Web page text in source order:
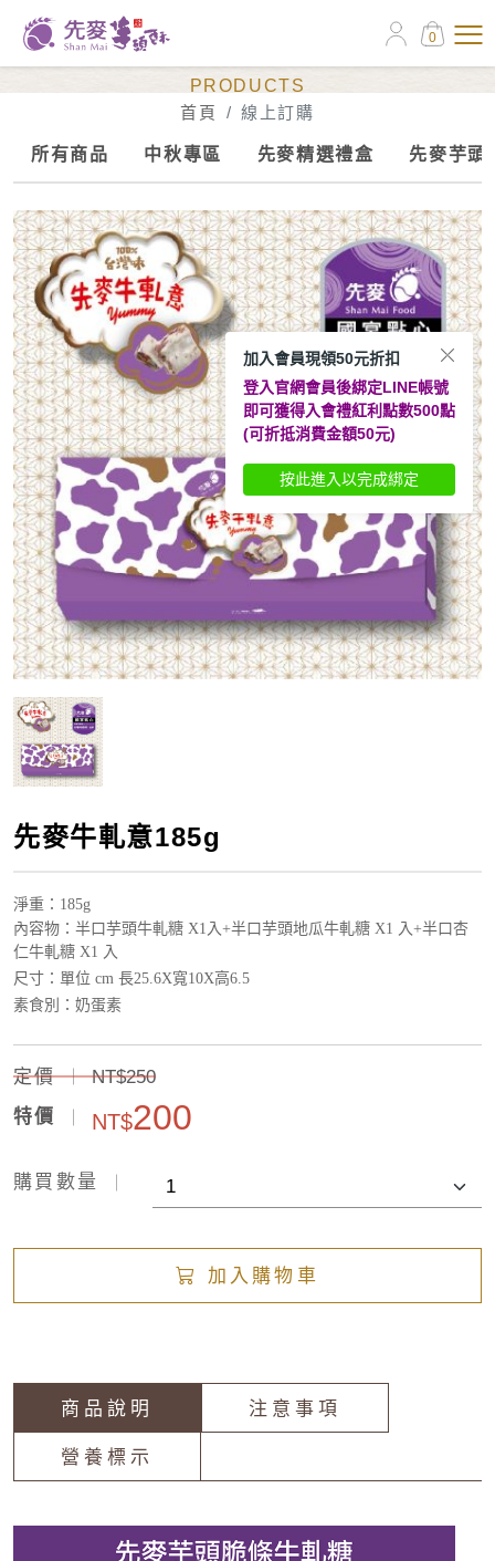
0
PRODUCTS
首頁
線上訂購
所有商品 中秋專區 先麥精選禮盒 先麥芋頭
先麥牛軋意185g
淨重：185g
內容物：半口芋頭牛軋糖 X1入+半口芋頭地瓜牛軋糖 X1 入+半口杏
仁牛軋糖 X1 入
尺寸：單位 cm 長25.6X寬10X高6.5
素食別：奶蛋素
定價
NT$250
特價
NT$200
購買數量
加入購物車
商品說明 注意事項
營養標示
加入會員現領50元折扣
登入官網會員後綁定LINE帳號
即可獲得入會禮紅利點數500點
(可折抵消費金額50元)
按此進入以完成綁定